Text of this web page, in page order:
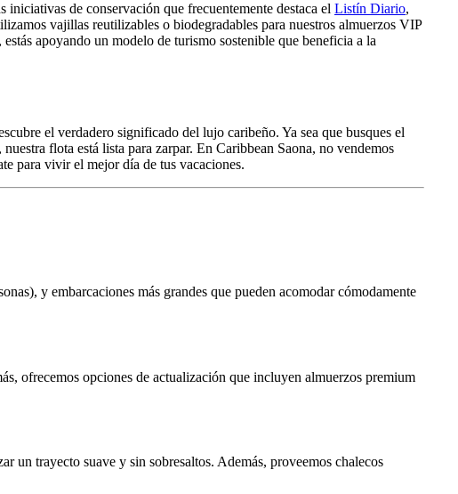
de conservación que frecuentemente destaca el Listín Diario,
vajillas reutilizables o biodegradables para nuestros almuerzos VIP
apoyando un modelo de turismo sostenible que beneficia a la
el verdadero significado del lujo caribeño. Ya sea que busques el
flota está lista para zarpar. En Caribbean Saona, no vendemos
para vivir el mejor día de tus vacaciones.
y embarcaciones más grandes que pueden acomodar cómodamente
ofrecemos opciones de actualización que incluyen almuerzos premium
un trayecto suave y sin sobresaltos. Además, proveemos chalecos